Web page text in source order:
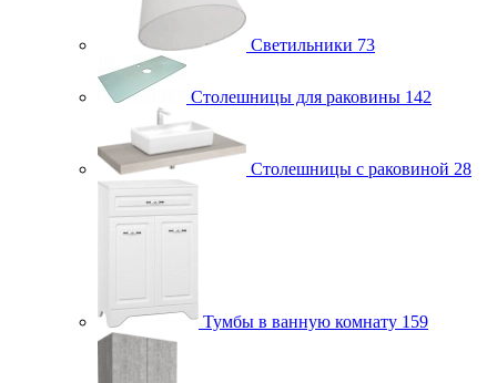
Светильники 73
Столешницы для раковины 142
Столешницы с раковиной 28
Тумбы в ванную комнату 159